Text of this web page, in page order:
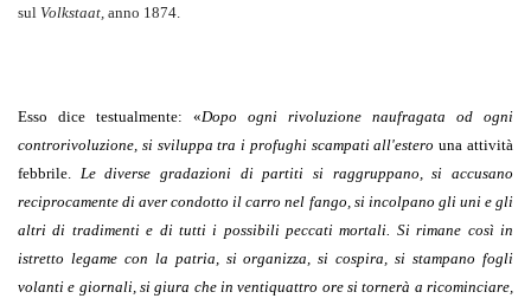
sul Volkstaat, anno 1874.
Esso dice testualmente: «Dopo ogni rivoluzione naufragata od ogni
controrivoluzione, si sviluppa tra i profughi scampati all'esterouna attività
febbrile. Le diverse gradazioni di partiti si raggruppano, si accusano
reciprocamente di aver condotto il carro nel fango, si incolpano gli uni e gli
altri di tradimenti e di tutti i possibili peccati mortali. Si rimane così in
istretto legame con la patria, si organizza, si cospira, si stampano fogli
volanti e giornali, si giura che in ventiquattro ore si tornerà a ricominciare,